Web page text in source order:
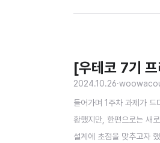
[우테코 7기
2024.10.26·
들어가며 1주차 과제가
황했지만, 한편으로는
설계에 초점을 맞추고자